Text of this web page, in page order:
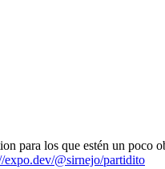
para los que estén un poco
expo.dev/@sirnejo/partidito